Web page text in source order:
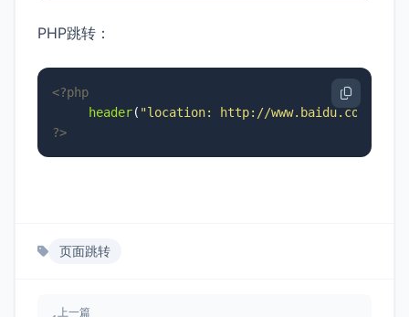
PHP跳转：
<?php
header( "location: http://www.baidu.com"
?>
页面跳转
上一篇